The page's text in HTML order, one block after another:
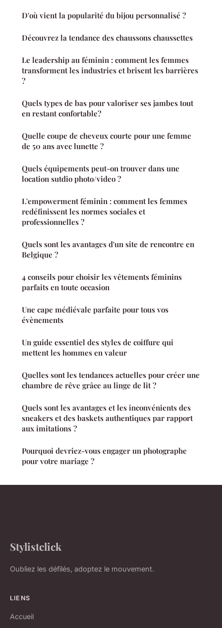
D'où vient la popularité du bijou personnalisé ?
Découvrez la tendance des chaussons chaussettes
Le leadership au féminin : comment les femmes
transforment les industries et brisent les barrières
?
Quels types de bas pour valoriser ses jambes tout
en restant confortable?
Quelle coupe de cheveux courte pour une femme
de 50 ans avec lunette ?
Quels équipements peut-on trouver dans une
location sutdio photo/video ?
L'empowerment féminin : comment les femmes
redéfinissent les normes sociales et
professionnelles ?
Quels sont les avantages d'un site de rencontre en
Belgique ?
4 conseils pour choisir les vêtements féminins
parfaits en toute occasion
Une cape médiévale parfaite pour tous vos
évènements
Un guide essentiel des styles de coiffure qui
mettent les hommes en valeur
Quelles sont les tendances actuelles pour créer une
chambre de rêve grâce au linge de lit ?
Quels sont les avantages et les inconvénients des
sneakers et des baskets authentiques par rapport
aux imitations ?
Pourquoi devriez-vous engager un photographe
pour votre mariage ?
Stylistclick
Oubliez les défilés, adoptez le mouvement.
LIENS
Accueil